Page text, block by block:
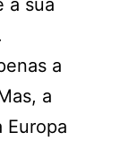
a sua
a
a
Europa